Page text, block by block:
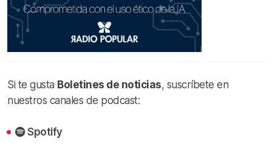
Si te gusta Boletines de noticias, suscríbete en
nuestros canales de podcast:
Spotify